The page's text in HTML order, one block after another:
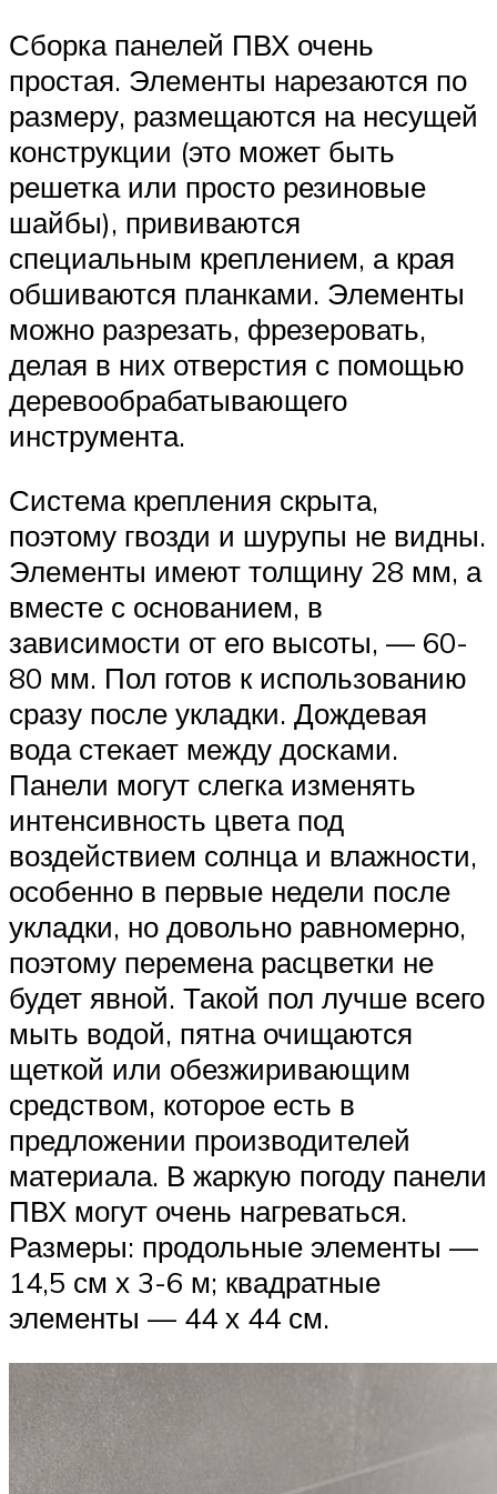
Сборка панелей ПВХ очень
простая. Элементы нарезаются по
размеру, размещаются на несущей
конструкции (это может быть
решетка или просто резиновые
шайбы), прививаются
специальным креплением, а края
обшиваются планками. Элементы
можно разрезать, фрезеровать,
делая в них отверстия с помощью
деревообрабатывающего
инструмента.
Система крепления скрыта,
поэтому гвозди и шурупы не видны.
Элементы имеют толщину 28 мм, а
вместе с основанием, в
зависимости от его высоты, — 60-
80 мм. Пол готов к использованию
сразу после укладки. Дождевая
вода стекает между досками.
Панели могут слегка изменять
интенсивность цвета под
воздействием солнца и влажности,
особенно в первые недели после
укладки, но довольно равномерно,
поэтому перемена расцветки не
будет явной. Такой пол лучше всего
мыть водой, пятна очищаются
щеткой или обезжиривающим
средством, которое есть в
предложении производителей
материала. В жаркую погоду панели
ПВХ могут очень нагреваться.
Размеры: продольные элементы —
14,5 см х 3-6 м; квадратные
элементы — 44 х 44 см.